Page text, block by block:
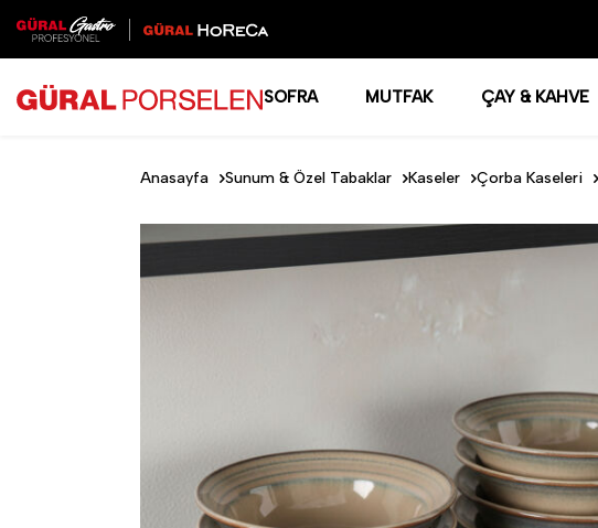
SOFRA MUTFAK ÇAY & KAHVE
Anasayfa Sunum & Özel Tabaklar Kaseler Çorba Kaseleri